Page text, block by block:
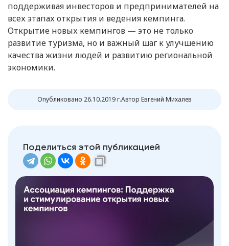
поддерживая инвесторов и предпринимателей на
всех этапах открытия и ведения кемпинга.
Открытие новых кемпингов — это не только
развитие туризма, но и важный шаг к улучшению
качества жизни людей и развитию региональной
экономики.
Опубликовано 26.10.2019 г.Автор Евгений Михалев
Поделиться этой публикацией